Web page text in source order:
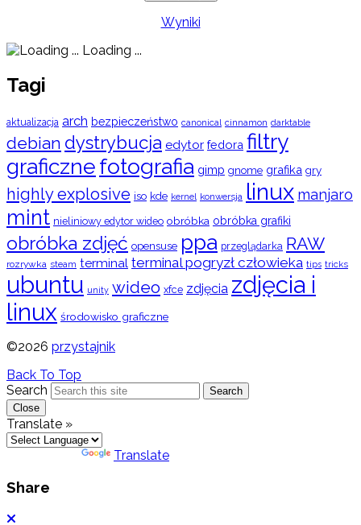
Wyniki
Loading ...
Tagi
aktualizacja arch bezpieczeństwo canonical cinnamon darktable
debian dystrybucja edytor fedora filtry
graficznefotografia gimp gnome grafika gry
highly explosive iso kde kernel konwersja linux manjaro
mint nieliniowy edytor wideo obróbka obróbka grafiki
obróbka zdjęć opensuse ppa przeglądarka RAW
rozrywka steam terminal terminal pogryzł człowieka tips tricks
ubuntu unity wideo xfce zdjęcia zdjęcia i
linux środowisko graficzne
©2026 przystajnik
Back To Top
Search
Search
Close
Translate »
Translate
Share